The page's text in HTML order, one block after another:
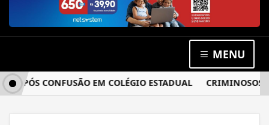
MENU
CONFUSÃO EM COLÉGIO ESTADUAL CRIMINOSOS